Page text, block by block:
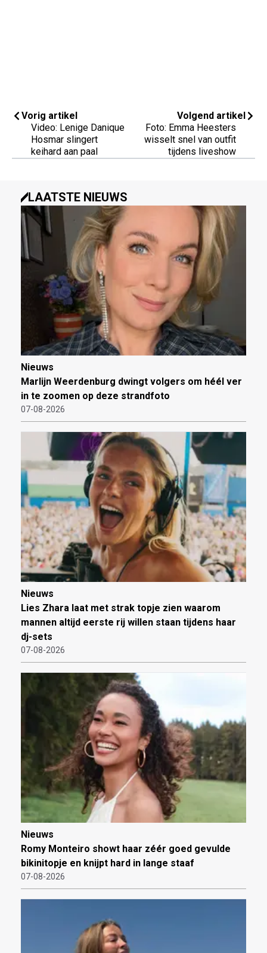
Vorig artikel
Video: Lenige Danique
Hosmar slingert
keihard aan paal
Volgend artikel
Foto: Emma Heesters
wisselt snel van outfit
tijdens liveshow
LAATSTE NIEUWS
Nieuws
Marlijn Weerdenburg dwingt volgers om héél ver
in te zoomen op deze strandfoto
07-08-2026
Nieuws
Lies Zhara laat met strak topje zien waarom
mannen altijd eerste rij willen staan tijdens haar
dj-sets
07-08-2026
Nieuws
Romy Monteiro showt haar zéér goed gevulde
bikinitopje en knijpt hard in lange staaf
07-08-2026